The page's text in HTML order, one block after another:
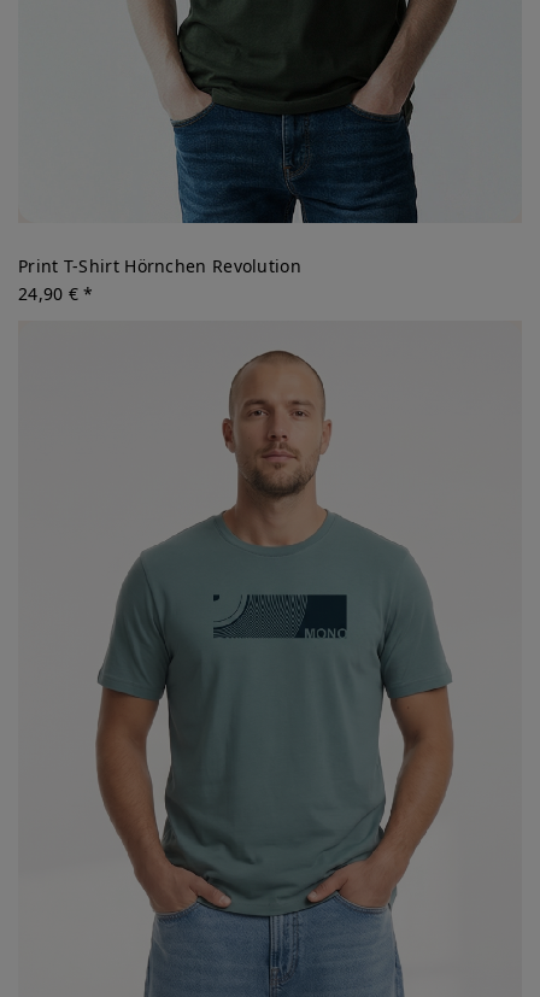
Print T-Shirt Hörnchen Revolution
24,90 € *